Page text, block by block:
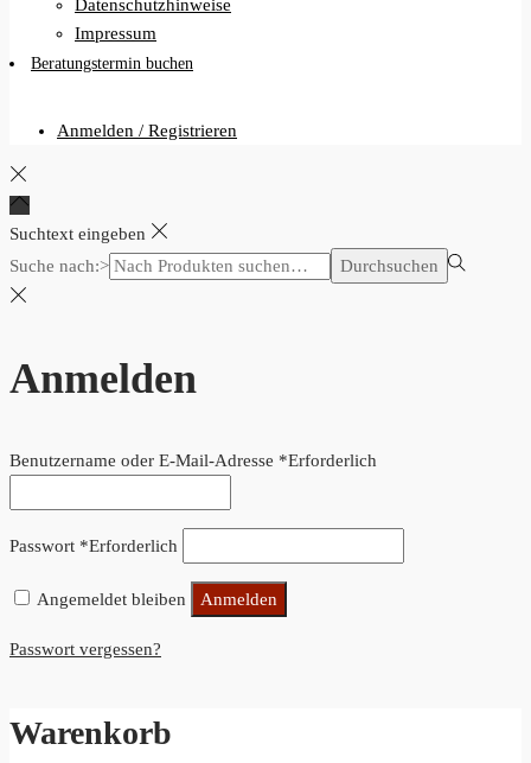
Datenschutzhinweise
Impressum
Beratungstermin buchen
Anmelden / Registrieren
Suchtext eingeben
Suche nach:>
Durchsuchen
Anmelden
Benutzername oder E-Mail-Adresse *Erforderlich
Passwort *Erforderlich
Angemeldet bleiben Anmelden
Passwort vergessen?
Warenkorb